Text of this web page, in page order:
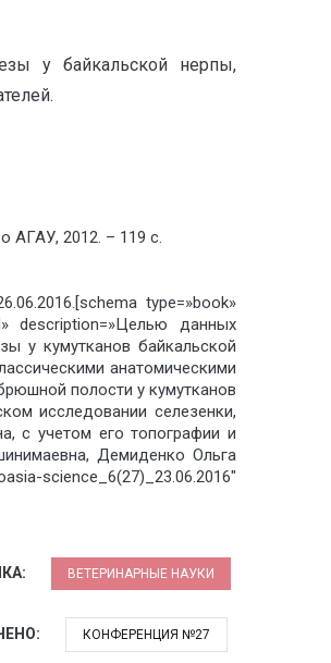
у байкальской нерпы,
АГАУ, 2012. – 119 с.
type=»book»
данных
у кумутканов байкальской
анатомическими
полости у кумутканов
исследовании селезенки,
с учетом его топографии и
Демиденко Ольга
science_6(27)_23.06.2016″
ВЕТЕРИНАРНЫЕ НАУКИ
КОНФЕРЕНЦИЯ №27